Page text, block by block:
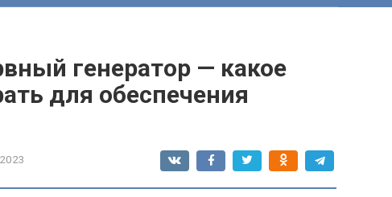
генератор — какое
для обеспечения